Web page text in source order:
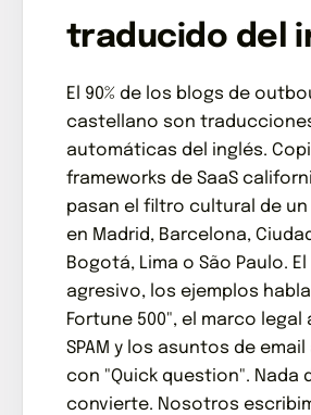
traducido del
El 90% de los blogs de
castellano son
automáticas del inglés.
frameworks de SaaS
pasan el filtro cultural de
en Madrid, Barcelona,
Bogotá, Lima o São Paulo.
agresivo, los ejemplos
Fortune 500", el marco legal
SPAM y los asuntos de
con "Quick question". Nada
convierte. Nosotros